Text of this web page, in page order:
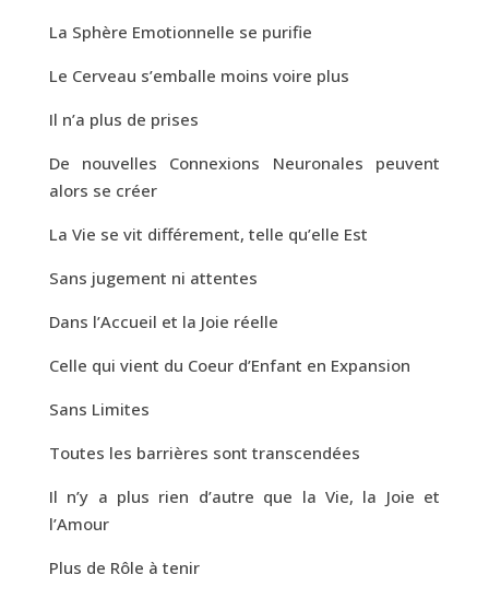
La Sphère Emotionnelle se purifie
Le Cerveau s’emballe moins voire plus
Il n’a plus de prises
De nouvelles Connexions Neuronales peuvent
alors se créer
La Vie se vit différement, telle qu’elle Est
Sans jugement ni attentes
Dans l’Accueil et la Joie réelle
Celle qui vient du Coeur d’Enfant en Expansion
Sans Limites
Toutes les barrières sont transcendées
Il n’y a plus rien d’autre que la Vie, la Joie et
l’Amour
Plus de Rôle à tenir